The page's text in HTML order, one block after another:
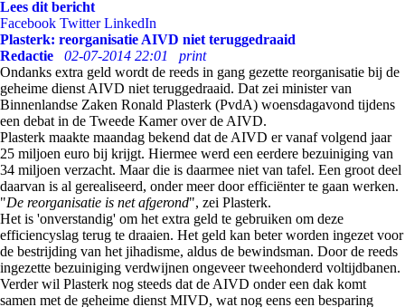
Lees dit bericht
Facebook Twitter LinkedIn
Plasterk: reorganisatie AIVD niet teruggedraaid
Redactie
02-07-2014 22:01
print
Ondanks extra geld wordt de reeds in gang gezette reorganisatie bij de
geheime dienst AIVD niet teruggedraaid. Dat zei minister van
Binnenlandse Zaken Ronald Plasterk (PvdA) woensdagavond tijdens
een debat in de Tweede Kamer over de AIVD.
Plasterk maakte maandag bekend dat de AIVD er vanaf volgend jaar
25 miljoen euro bij krijgt. Hiermee werd een eerdere bezuiniging van
34 miljoen verzacht. Maar die is daarmee niet van tafel. Een groot deel
daarvan is al gerealiseerd, onder meer door efficiënter te gaan werken.
"De reorganisatie is net afgerond", zei Plasterk.
Het is 'onverstandig' om het extra geld te gebruiken om deze
efficiencyslag terug te draaien. Het geld kan beter worden ingezet voor
de bestrijding van het jihadisme, aldus de bewindsman. Door de reeds
ingezette bezuiniging verdwijnen ongeveer tweehonderd voltijdbanen.
Verder wil Plasterk nog steeds dat de AIVD onder een dak komt
samen met de geheime dienst MIVD, wat nog eens een besparing